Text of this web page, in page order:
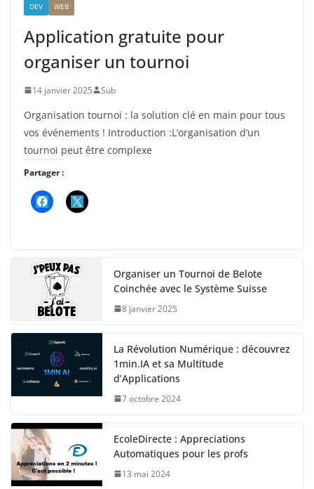
DEV WEB
Application gratuite pour
organiser un tournoi
14 janvier 2025 Sub
Organisation tournoi : la solution clé en main pour tous
vos événements ! Introduction :L’organisation d’un
tournoi peut être complexe
Partager :
Organiser un Tournoi de Belote
Coinchée avec le Système Suisse
8 janvier 2025
La Révolution Numérique : découvrez
1min.IA et sa Multitude
d’Applications
7 octobre 2024
EcoleDirecte : Appreciations
Automatiques pour les profs
13 mai 2024